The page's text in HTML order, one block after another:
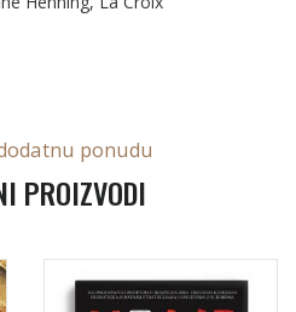
ponudu
PROIZVODI